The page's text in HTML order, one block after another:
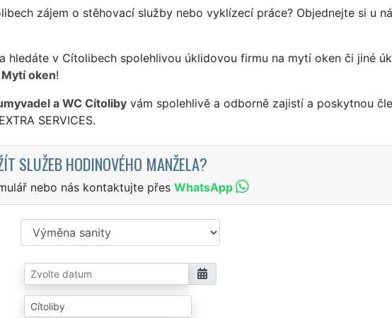
zájem o stěhovací služby nebo vyklízecí práce? Objednejte si u
hledáte v Cítolibech spolehlivou úklidovou firmu na mytí oken či jiné
Mytí oken!
a WC Cítolibyvám spolehlivě a odborně zajistí a poskytnou
SERVICES.
SLUŽEB HODINOVÉHO MANŽELA?
nebo nás kontaktujte přes WhatsApp